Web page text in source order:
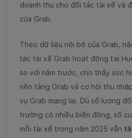
doanh thu cho đối tác tài xế và
của Grab.
Theo dữ liệu nội bộ của Grab,
tác tài xế Grab hoạt động tại
so với năm trước, cho thấy sức
nền tảng Grab và cơ hội thu
vụ Grab mang lại. Dù số lượng
trường có nhiều biến động, số
mỗi tài xế trong năm 2025 vẫn